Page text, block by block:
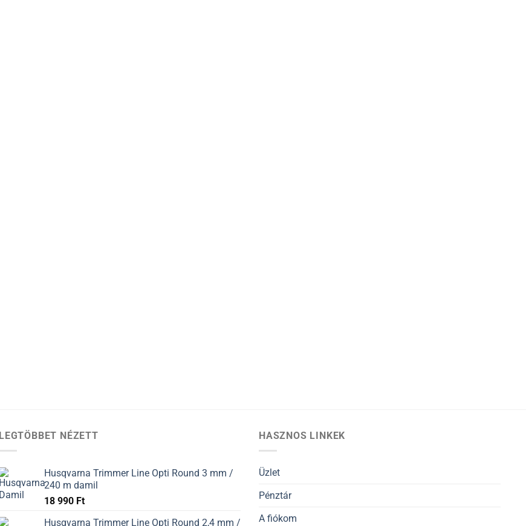
LEGTÖBBET NÉZETT
Husqvarna Trimmer Line Opti Round 3 mm /
240 m damil
18 990 Ft
Husqvarna Trimmer Line Opti Round 2,4 mm /
HASZNOS LINKEK
Üzlet
Pénztár
A fiókom